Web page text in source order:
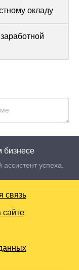
окладу
бизнесе
успеха.
связь
сайте